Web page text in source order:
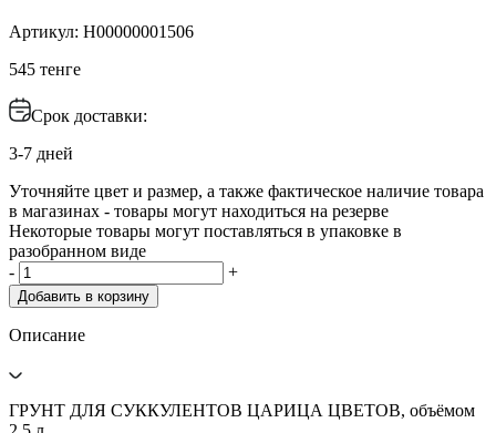
Артикул: H00000001506
545 тенге
Срок доставки:
3-7 дней
Уточняйте цвет и размер, а также фактическое наличие товара
в магазинах - товары могут находиться на резерве
Некоторые товары могут поставляться в упаковке в
разобранном виде
-
+
Добавить в корзину
Описание
ГРУНТ ДЛЯ СУККУЛЕНТОВ ЦАРИЦА ЦВЕТОВ, объёмом